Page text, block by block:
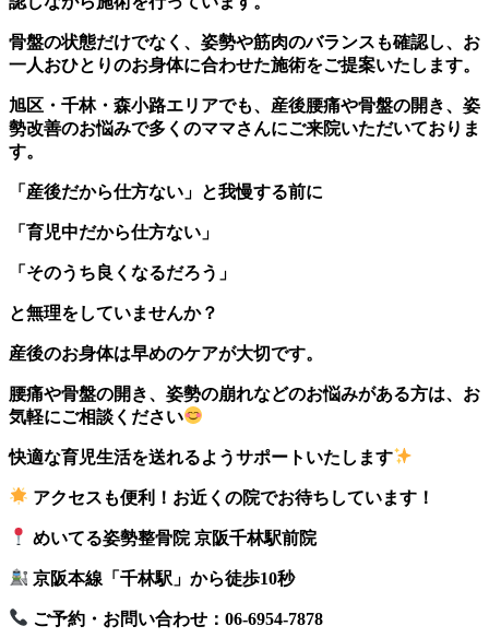
骨盤の状態だけでなく、姿勢や筋肉のバランスも確認し、お
一人おひとりのお身体に合わせた施術をご提案いたします。
旭区・千林・森小路エリアでも、産後腰痛や骨盤の開き、姿
勢改善のお悩みで多くのママさんにご来院いただいておりま
す。
「産後だから仕方ない」と我慢する前に
「育児中だから仕方ない」
「そのうち良くなるだろう」
と無理をしていませんか？
産後のお身体は早めのケアが大切です。
腰痛や骨盤の開き、姿勢の崩れなどのお悩みがある方は、お
気軽にご相談ください
快適な育児生活を送れるようサポートいたします
アクセスも便利！お近くの院でお待ちしています！
めいてる姿勢整骨院 京阪千林駅前院
京阪本線「千林駅」から徒歩10秒
ご予約・お問い合わせ：06-6954-7878